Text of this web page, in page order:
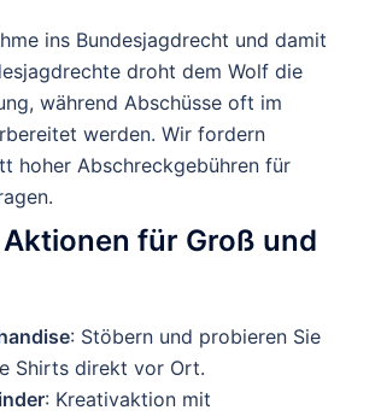
ins Bundesjagdrecht und damit
droht dem Wolf die
während Abschüsse oft im
werden. Wir fordern
hoher Abschreckgebühren für
für Groß und
: Stöbern und probieren Sie
Shirts direkt vor Ort.
: Kreativaktion mit